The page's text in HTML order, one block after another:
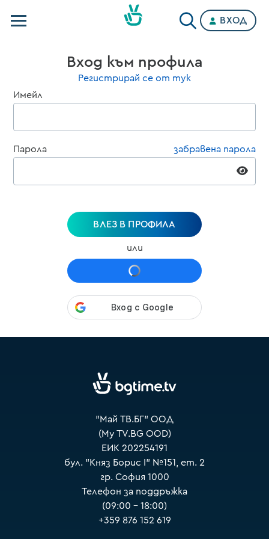
Категории
ВХОД
Вход към профила
Регистрирай се от тук
Имейл
Парола забравена парола
ВЛЕЗ В ПРОФИЛА
или
"Май ТВ.БГ" ООД
(My TV.BG OOD)
ЕИК 202254191
бул. "Княз Борис I" №151, ет. 2
гр. София 1000
Телефон за поддръжка
(09:00 – 18:00)
+359 876 152 619